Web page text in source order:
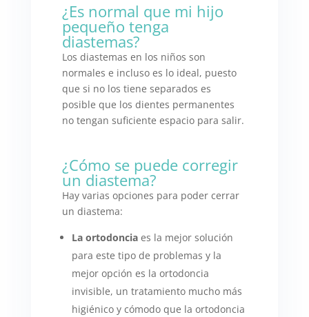
¿Es normal que mi hijo
pequeño tenga
diastemas?
Los diastemas en los niños son
normales e incluso es lo ideal, puesto
que si no los tiene separados es
posible que los dientes permanentes
no tengan suficiente espacio para salir.
¿Cómo se puede corregir
un diastema?
Hay varias opciones para poder cerrar
un diastema:
La ortodonciaes la mejor solución
para este tipo de problemas y la
mejor opción es la ortodoncia
invisible, un tratamiento mucho más
higiénico y cómodo que la ortodoncia